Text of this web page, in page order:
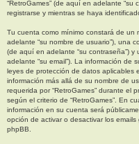
“RetroGames” (de aquí en adelante
registrarse y mientras se haya
Tu cuenta como mínimo constará de un
adelante “su nombre de usuario”), una
(de aquí en adelante “su contraseña”)
adelante “su email”). La información de
leyes de protección de datos aplicables
información más allá de su nombre de
requerida por “RetroGames” durante el
según el criterio de “RetroGames”. En
información en su cuenta será
opción de activar o desactivar los
phpBB.